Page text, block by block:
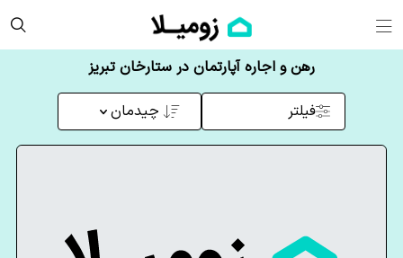
رهن و اجاره آپارتمان در ستارخان تبریز
فیلتر چیدمان